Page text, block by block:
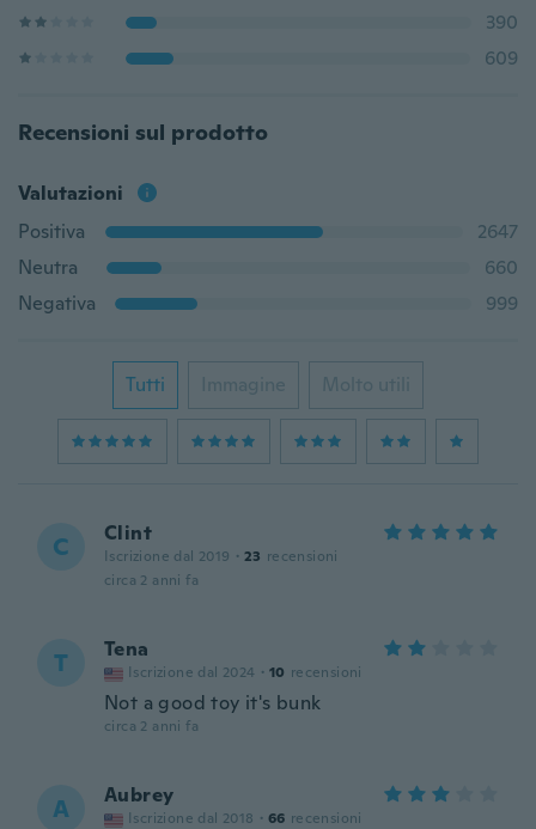
390
609
Recensioni sul prodotto
Valutazioni
Positiva
2647
Neutra
660
Negativa
999
Tutti Immagine Molto utili
C Clint
Iscrizione dal 2019 · 23 recensioni
circa 2 anni fa
T Tena
Iscrizione dal 2024 · 10 recensioni
Not a good toy it's bunk
circa 2 anni fa
A Aubrey
Iscrizione dal 2018 · 66 recensioni